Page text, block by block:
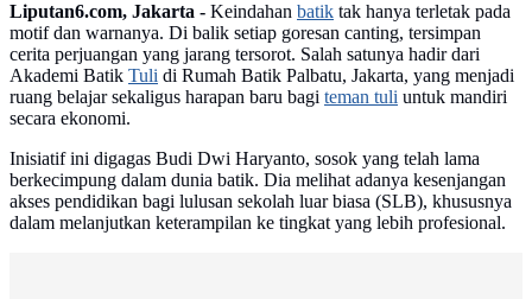
Liputan6.com, Jakarta - Keindahan batik tak hanya terletak pada
motif dan warnanya. Di balik setiap goresan canting, tersimpan
cerita perjuangan yang jarang tersorot. Salah satunya hadir dari
Akademi Batik Tuli di Rumah Batik Palbatu, Jakarta, yang menjadi
ruang belajar sekaligus harapan baru bagi teman tuli untuk mandiri
secara ekonomi.
Inisiatif ini digagas Budi Dwi Haryanto, sosok yang telah lama
berkecimpung dalam dunia batik. Dia melihat adanya kesenjangan
akses pendidikan bagi lulusan sekolah luar biasa (SLB), khususnya
dalam melanjutkan keterampilan ke tingkat yang lebih profesional.